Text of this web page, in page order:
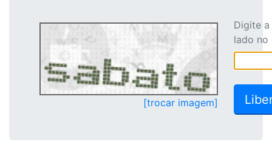
[trocar imagem]
Digite
lado no